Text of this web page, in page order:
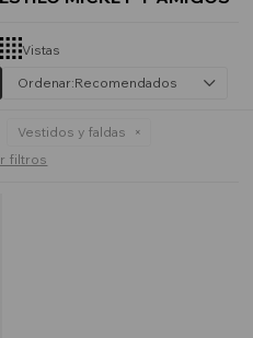
Vistas
Recomendados
Vestidos y faldas
filtros